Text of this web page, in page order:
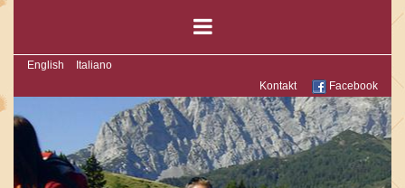
English
Italiano
Kontakt
Facebook